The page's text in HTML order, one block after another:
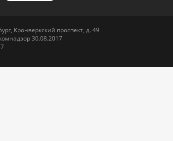
Кронверкский проспект, д. 49
30.08.2017